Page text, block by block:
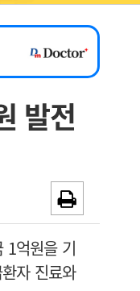
공시
발전
1억원을 기
자 진료와